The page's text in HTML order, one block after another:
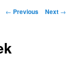
Post
← Previous Next →